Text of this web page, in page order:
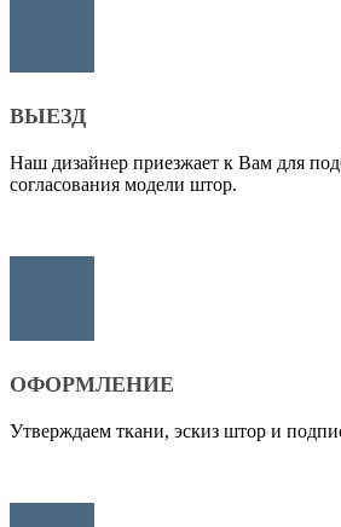
ВЫЕЗД
Наш дизайнер приезжает к Вам для
согласования модели штор.
ОФОРМЛЕНИЕ
Утверждаем ткани, эскиз штор и